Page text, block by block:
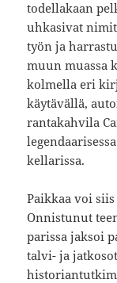
todellakaan
uhkasivat
työn ja
muun muassa
kolmella eri
käytävällä,
rantakahvila
kellarissa.
Paikkaa voi
Onnistunut
parissa jaksoi
talvi- ja